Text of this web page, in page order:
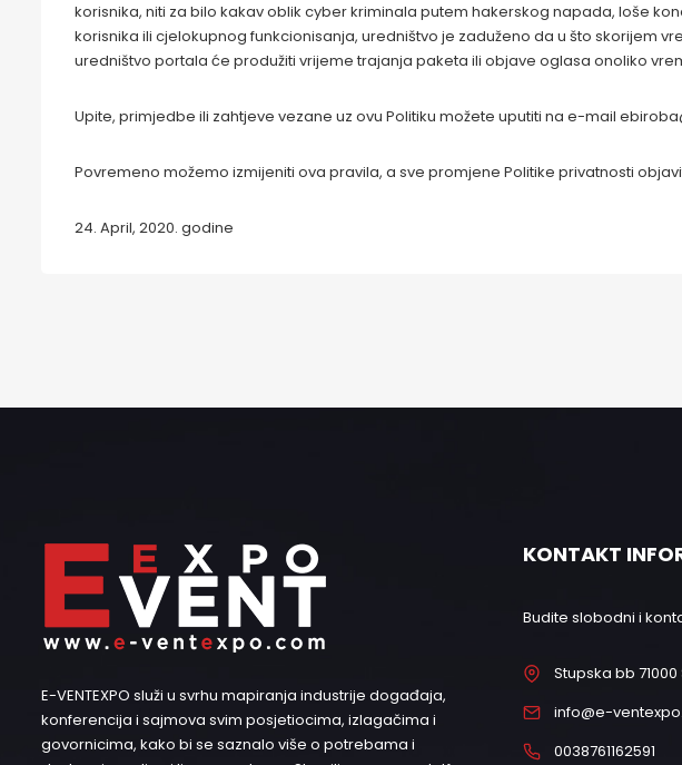
korisnika, niti za bilo kakav oblik cyber kriminala putem hakerskog napada, loše
korisnika ili cjelokupnog funkcionisanja, uredništvo je zaduženo da u što skorijem
uredništvo portala će produžiti vrijeme trajanja paketa ili objave oglasa onoliko
Upite, primjedbe ili zahtjeve vezane uz ovu Politiku možete uputiti na e-mail
Povremeno možemo izmijeniti ova pravila, a sve promjene Politike privatnosti
24. April, 2020. godine
E-VENTEXPO služi u svrhu mapiranja industrije događaja,
konferencija i sajmova svim posjetiocima, izlagačima i
govornicima, kako bi se saznalo više o potrebama i
KONTAKT
Budite slobodni i
Stupska bb
info@e-
0038761162591